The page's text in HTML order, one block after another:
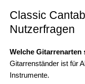
Classic
Nutzerfragen
Welche Gitarrenarten
Gitarrenständer ist für
Instrumente.